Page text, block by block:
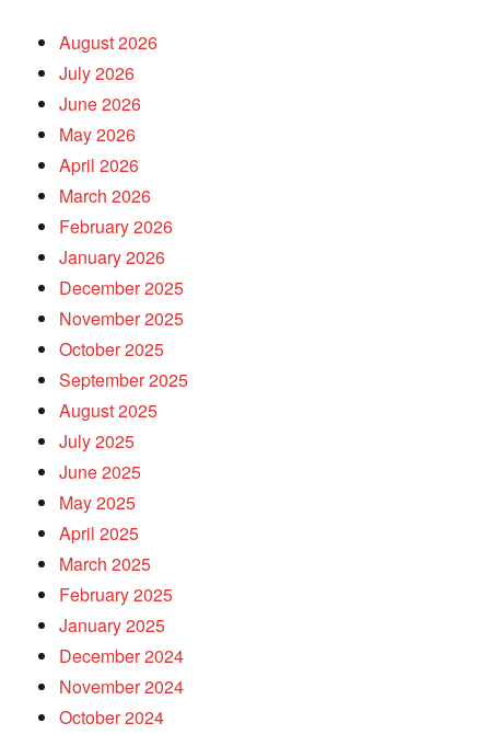
August 2026
July 2026
June 2026
May 2026
April 2026
March 2026
February 2026
January 2026
December 2025
November 2025
October 2025
September 2025
August 2025
July 2025
June 2025
May 2025
April 2025
March 2025
February 2025
January 2025
December 2024
November 2024
October 2024